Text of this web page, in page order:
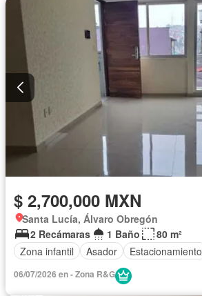
$ 2,700,000 MXN
Santa Lucía, Álvaro Obregón
2 Recámaras
1 Baño
80 m²
Zona infantil
Asador Estacionamiento
06/07/2026 en - Zona R&G